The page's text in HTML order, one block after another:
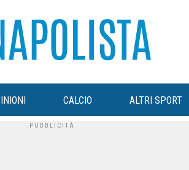
CALCIO ALTRI SPORT